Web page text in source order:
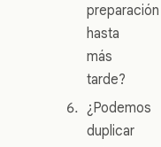
preparación
hasta
más
tarde?
¿Podemos
duplicar